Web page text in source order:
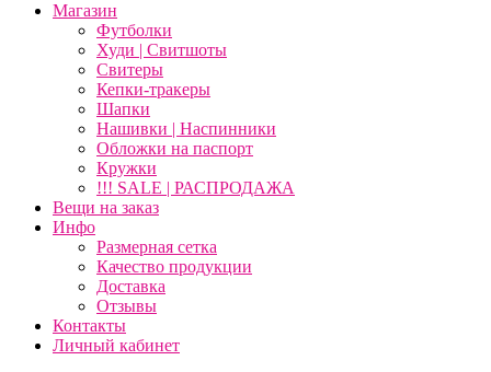
Магазин
Футболки
Худи | Свитшоты
Свитеры
Кепки-тракеры
Шапки
Нашивки | Наспинники
Обложки на паспорт
Кружки
!!! SALE | РАСПРОДАЖА
Вещи на заказ
Инфо
Размерная сетка
Качество продукции
Доставка
Отзывы
Контакты
Личный кабинет